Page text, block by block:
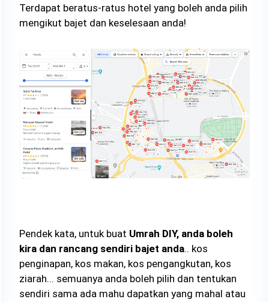
Terdapat beratus-ratus hotel yang boleh anda pilih
mengikut bajet dan keselesaan anda!
Pendek kata, untuk buat Umrah DIY, anda boleh
kira dan rancang sendiri bajet anda.. kos
penginapan, kos makan, kos pengangkutan, kos
ziarah... semuanya anda boleh pilih dan tentukan
sendiri sama ada mahu dapatkan yang mahal atau